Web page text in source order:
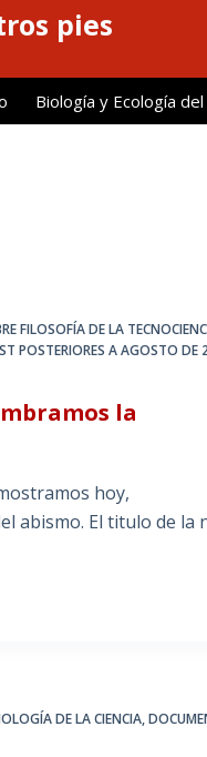
pies
Biología y Ecología del
FILOSOFÍA DE LA
POSTERIORES A AGOSTO DE
la
hoy,
abismo. El titulo de la
DE LA CIENCIA,